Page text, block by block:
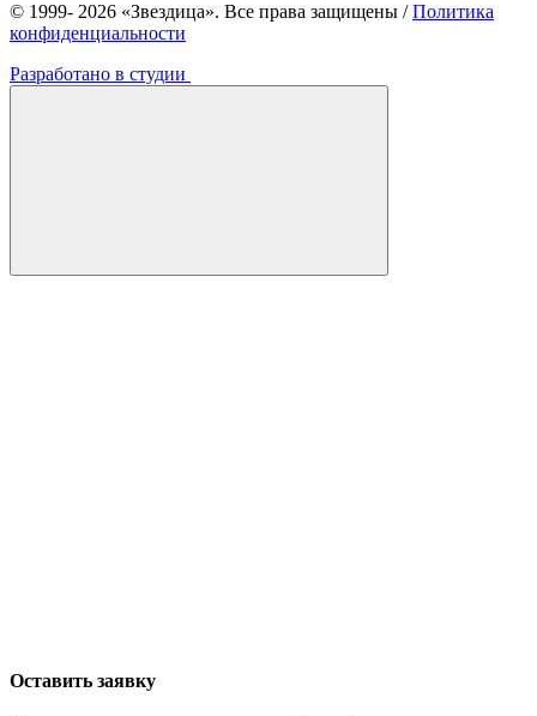
© 1999- 2026 «Звездица». Все права защищены / Политика
конфиденциальности
Разработано в студии
Оставить заявку